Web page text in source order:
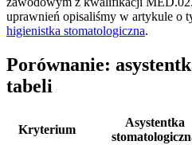
uprawnień opisaliśmy w artykule o
higienistka stomatologiczna.
Porównanie:
tabeli
Kryterium
Asystentka